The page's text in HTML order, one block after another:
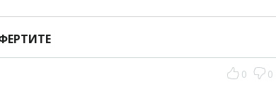
0 0